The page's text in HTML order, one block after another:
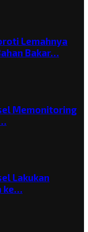
Lemahnya
Bakar…
Memonitoring
Lakukan
ke…